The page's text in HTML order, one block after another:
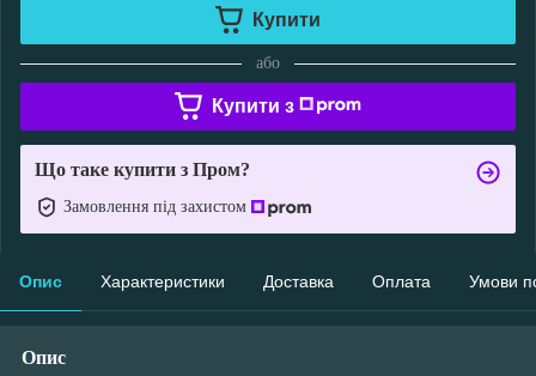
Купити
або
Купити з
Що таке купити з Пром?
Замовлення під захистом
Опис Характеристики Доставка Оплата Умови
Опис